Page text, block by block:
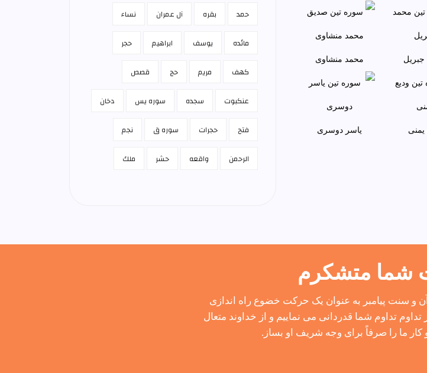
محمد منشاوی
يمنی ياسر دوسری
حمد بقره آل عمران نساء
مائده يوسف ابراهيم حجر
كهف مريم حج قصص
عنكبوت سجده سوره يس دخان
فتح حجرات سوره ق نجم
الرحمن واقعه حشر ملك
شما متشکرم
سنت پیامبر به عنوان یک حرکت خضوع راه اندازی
تداوم شما قدردانی می نماییم و از خداوند متعال
کار ما را صرفاً برای وجه شریف او بساز.